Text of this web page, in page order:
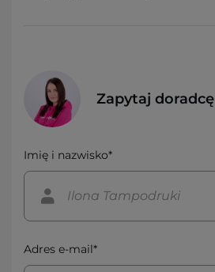
Zapytaj doradcę
Imię i nazwisko*
Adres e-mail*